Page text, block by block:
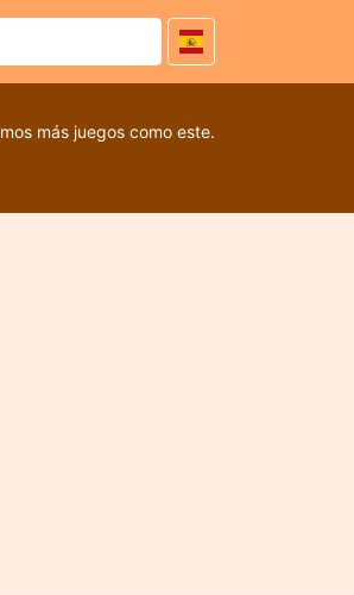
más juegos como este.